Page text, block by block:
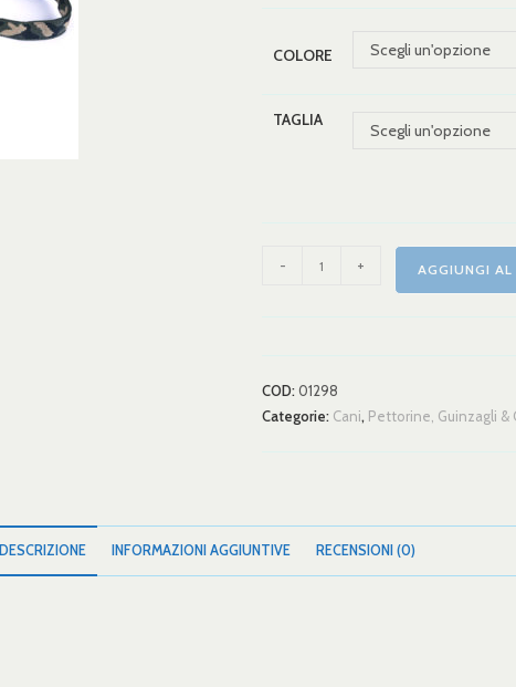
COLORE Scegli un'opzione
TAGLIA
Scegli un'opzione
- + AGGIUNGI AL
COD:01298
Categorie: Cani, Pettorine, Guinzagli &
DESCRIZIONE INFORMAZIONI AGGIUNTIVE RECENSIONI (0)